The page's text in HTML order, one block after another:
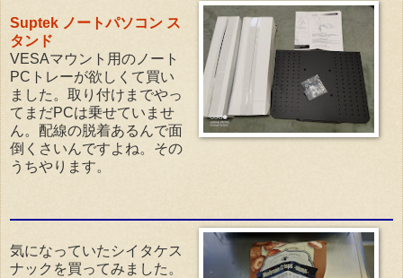
Suptek ノートパソコン ス
タンド
VESAマウント用のノート
PCトレーが欲しくて買い
ました。取り付けまでやっ
てまだPCは乗せていませ
ん。配線の脱着あるんで面
倒くさいんですよね。その
うちやります。
気になっていたシイタケス
ナックを買ってみました。